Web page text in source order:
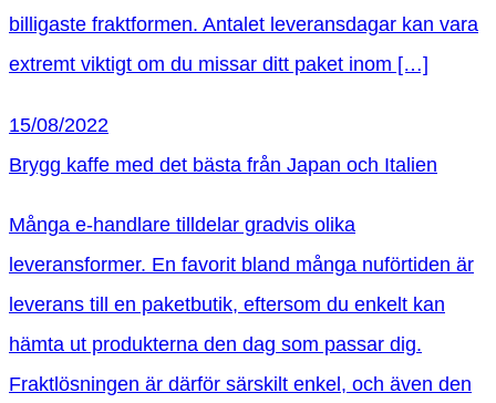
billigaste fraktformen. Antalet leveransdagar kan vara
extremt viktigt om du missar ditt paket inom […]
15/08/2022
Brygg kaffe med det bästa från Japan och Italien
Många e-handlare tilldelar gradvis olika
leveransformer. En favorit bland många nuförtiden är
leverans till en paketbutik, eftersom du enkelt kan
hämta ut produkterna den dag som passar dig.
Fraktlösningen är därför särskilt enkel, och även den